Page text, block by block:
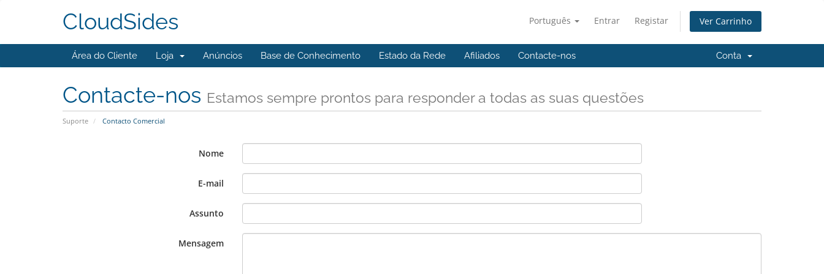
Português Entrar Registar Ver Carrinho
CloudSides
Área do Cliente Loja Anúncios Base de Conhecimento Estado da Rede Afiliados Contacte-nos Conta
Contacte-nos Estamos sempre prontos para responder a todas as suas questões
Suporte Contacto Comercial
Nome
E-mail
Assunto
Mensagem